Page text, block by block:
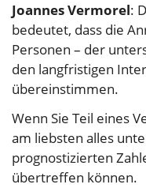
Joannes Vermorel:
bedeutet, dass die
Personen – der
den langfristigen
übereinstimmen.
Wenn Sie Teil eines
am liebsten alles
prognostizierten
übertreffen können.